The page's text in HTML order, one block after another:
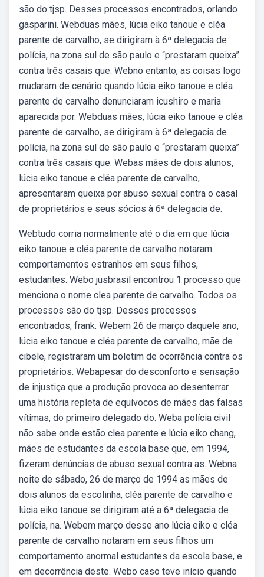
são do tjsp. Desses processos encontrados, orlando
gasparini. Webduas mães, lúcia eiko tanoue e cléa
parente de carvalho, se dirigiram à 6ª delegacia de
polícia, na zona sul de são paulo e “prestaram queixa”
contra três casais que. Webno entanto, as coisas logo
mudaram de cenário quando lúcia eiko tanoue e cléa
parente de carvalho denunciaram icushiro e maria
aparecida por. Webduas mães, lúcia eiko tanoue e cléa
parente de carvalho, se dirigiram à 6ª delegacia de
polícia, na zona sul de são paulo e “prestaram queixa”
contra três casais que. Webas mães de dois alunos,
lúcia eiko tanoue e cléa parente de carvalho,
apresentaram queixa por abuso sexual contra o casal
de proprietários e seus sócios à 6ª delegacia de.
Webtudo corria normalmente até o dia em que lúcia
eiko tanoue e cléa parente de carvalho notaram
comportamentos estranhos em seus filhos,
estudantes. Webo jusbrasil encontrou 1 processo que
menciona o nome clea parente de carvalho. Todos os
processos são do tjsp. Desses processos
encontrados, frank. Webem 26 de março daquele ano,
lúcia eiko tanoue e cléa parente de carvalho, mãe de
cibele, registraram um boletim de ocorrência contra os
proprietários. Webapesar do desconforto e sensação
de injustiça que a produção provoca ao desenterrar
uma história repleta de equívocos de mães das falsas
vítimas, do primeiro delegado do. Weba polícia civil
não sabe onde estão clea parente e lúcia eiko chang,
mães de estudantes da escola base que, em 1994,
fizeram denúncias de abuso sexual contra as. Webna
noite de sábado, 26 de março de 1994 as mães de
dois alunos da escolinha, cléa parente de carvalho e
lúcia eiko tanoue se dirigiram até a 6ª delegacia de
polícia, na. Webem março desse ano lúcia eiko e cléa
parente de carvalho notaram em seus filhos um
comportamento anormal estudantes da escola base, e
em decorrência deste. Webo caso teve início quando